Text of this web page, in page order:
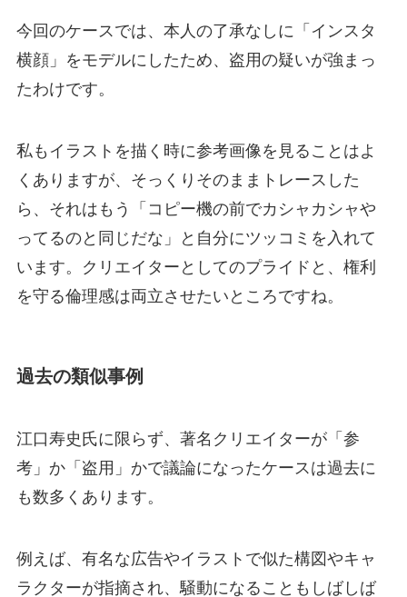
今回のケースでは、本人の了承なしに「インスタ
横顔」をモデルにしたため、盗用の疑いが強まっ
たわけです。
私もイラストを描く時に参考画像を見ることはよ
くありますが、そっくりそのままトレースした
ら、それはもう「コピー機の前でカシャカシャや
ってるのと同じだな」と自分にツッコミを入れて
います。クリエイターとしてのプライドと、権利
を守る倫理感は両立させたいところですね。
過去の類似事例
江口寿史氏に限らず、著名クリエイターが「参
考」か「盗用」かで議論になったケースは過去に
も数多くあります。
例えば、有名な広告やイラストで似た構図やキャ
ラクターが指摘され、騒動になることもしばしば